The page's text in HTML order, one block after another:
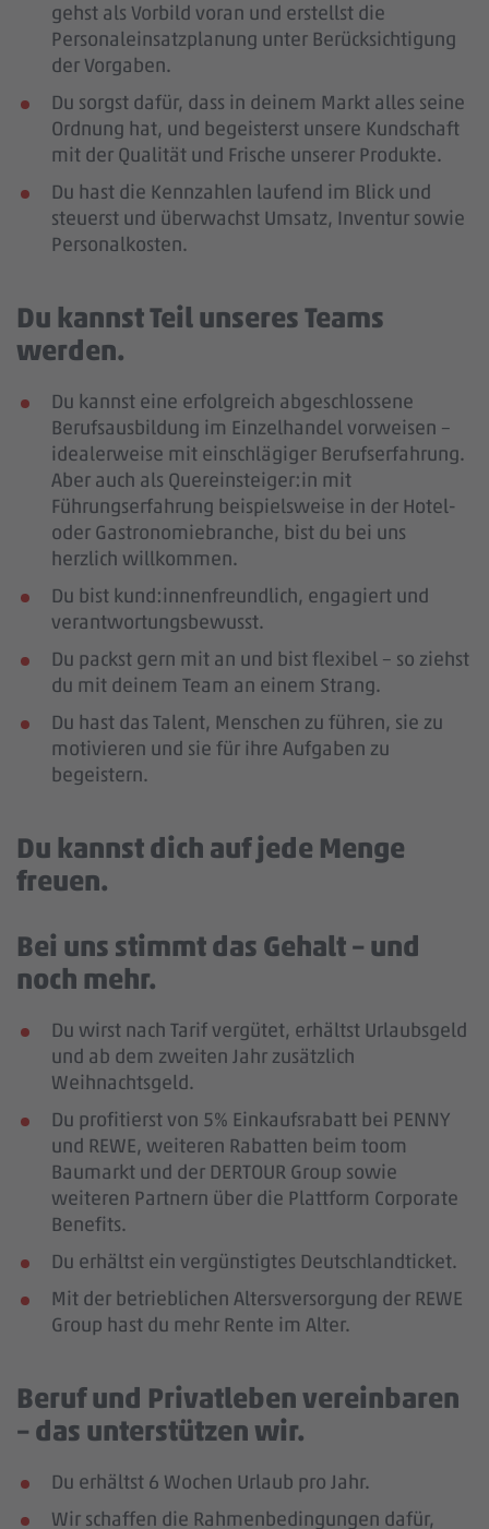
gehst als Vorbild voran und erstellst die
Personaleinsatzplanung unter Berücksichtigung
der Vorgaben.
Du sorgst dafür, dass in deinem Markt alles seine
Ordnung hat, und begeisterst unsere Kundschaft
mit der Qualität und Frische unserer Produkte.
Du hast die Kennzahlen laufend im Blick und
steuerst und überwachst Umsatz, Inventur sowie
Personalkosten.
Du kannst Teil unseres Teams
werden.
Du kannst eine erfolgreich abgeschlossene
Berufsausbildung im Einzelhandel vorweisen –
idealerweise mit einschlägiger Berufserfahrung.
Aber auch als Quereinsteiger:in mit
Führungserfahrung beispielsweise in der Hotel-
oder Gastronomiebranche, bist du bei uns
herzlich willkommen.
Du bist kund:innenfreundlich, engagiert und
verantwortungsbewusst.
Du packst gern mit an und bist flexibel – so ziehst
du mit deinem Team an einem Strang.
Du hast das Talent, Menschen zu führen, sie zu
motivieren und sie für ihre Aufgaben zu
begeistern.
Du kannst dich auf jede Menge
freuen.
Bei uns stimmt das Gehalt – und
noch mehr.
Du wirst nach Tarif vergütet, erhältst Urlaubsgeld
und ab dem zweiten Jahr zusätzlich
Weihnachtsgeld.
Du profitierst von 5% Einkaufsrabatt bei PENNY
und REWE, weiteren Rabatten beim toom
Baumarkt und der DERTOUR Group sowie
weiteren Partnern über die Plattform Corporate
Benefits.
Du erhältst ein vergünstigtes Deutschlandticket.
Mit der betrieblichen Altersversorgung der REWE
Group hast du mehr Rente im Alter.
Beruf und Privatleben vereinbaren
– das unterstützen wir.
Du erhältst 6 Wochen Urlaub pro Jahr.
Wir schaffen die Rahmenbedingungen dafür,